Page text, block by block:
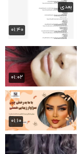
۰۱:۴۰
بعدی
۰۱:۰۲
۰۱:۱۰